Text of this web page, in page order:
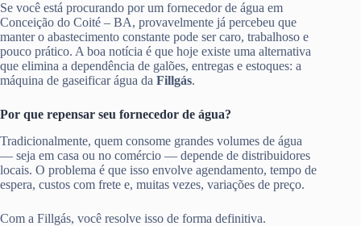
Se você está procurando por um fornecedor de água em
Conceição do Coité – BA, provavelmente já percebeu que
manter o abastecimento constante pode ser caro, trabalhoso e
pouco prático. A boa notícia é que hoje existe uma alternativa
que elimina a dependência de galões, entregas e estoques: a
máquina de gaseificar água da Fillgás.
Por que repensar seu fornecedor de água?
Tradicionalmente, quem consome grandes volumes de água
— seja em casa ou no comércio — depende de distribuidores
locais. O problema é que isso envolve agendamento, tempo de
espera, custos com frete e, muitas vezes, variações de preço.
Com a Fillgás, você resolve isso de forma definitiva.